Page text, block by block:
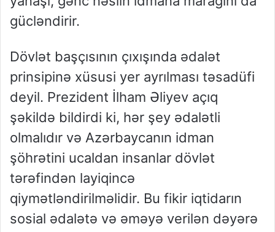
gücləndirir.
Dövlət başçısının çıxışında ədalət
prinsipinə xüsusi yer ayrılması təsadüfi
deyil. Prezident İlham Əliyev açıq
şəkildə bildirdi ki, hər şey ədalətli
olmalıdır və Azərbaycanın idman
şöhrətini ucaldan insanlar dövlət
tərəfindən layiqincə
qiymətləndirilməlidir. Bu fikir iqtidarın
sosial ədalətə və əməyə verilən dəyərə